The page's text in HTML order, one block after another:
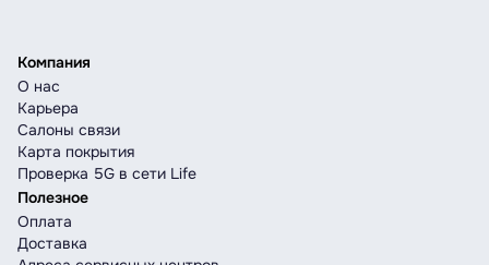
Компания
О нас
Карьера
Салоны связи
Карта покрытия
Проверка 5G в сети Life
Полезное
Оплата
Доставка